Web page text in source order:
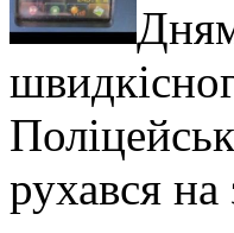
рухався на